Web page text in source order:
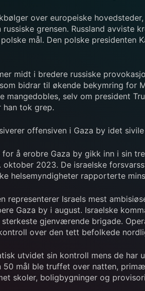
over europeiske
grensen. Russland
mål. Den polske
midt i bredere russiske
bidrar til økende bekymring for
mangedobles, selv om president
han tok grep.
offensiven i Gaza by idet
å erobre Gaza by gikk inn i sin
oktober 2023. De israelske
helsemyndigheter rapporterte
representerer Israels mest
Gaza by i august. Israelske
gjenværende brigade.
over den tett befolkede
utvidet sin kontroll mens de
50 mål ble truffet over natten,
skoler, boligbygninger og